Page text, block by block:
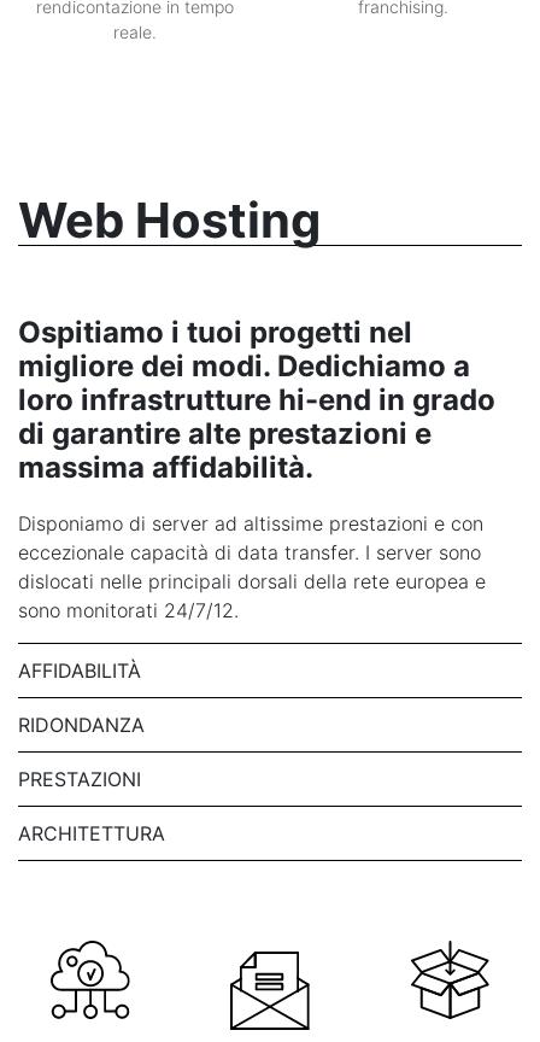
rendicontazione in tempo
reale.
franchising.
Web Hosting
Ospitiamo i tuoi progetti nel
migliore dei modi. Dedichiamo a
loro infrastrutture hi-end in grado
di garantire alte prestazioni e
massima affidabilità.
Disponiamo di server ad altissime prestazioni e con
eccezionale capacità di data transfer. I server sono
dislocati nelle principali dorsali della rete europea e
sono monitorati 24/7/12.
AFFIDABILITÀ
RIDONDANZA
PRESTAZIONI
ARCHITETTURA